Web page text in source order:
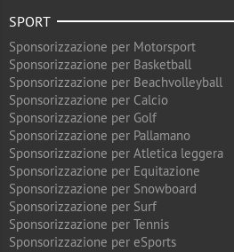
SPORT
Sponsorizzazione per Motorsport
Sponsorizzazione per Basketball
Sponsorizzazione per Beachvolleyball
Sponsorizzazione per Calcio
Sponsorizzazione per Golf
Sponsorizzazione per Pallamano
Sponsorizzazione per Atletica leggera
Sponsorizzazione per Equitazione
Sponsorizzazione per Snowboard
Sponsorizzazione per Surf
Sponsorizzazione per Tennis
Sponsorizzazione per eSports